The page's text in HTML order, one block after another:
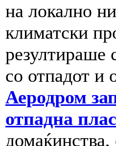
на локално
климатски
резултираше
со отпадот и
Аеродром
отпадна